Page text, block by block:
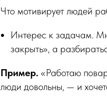
Что мотивирует людей
Интерес к задачам.
закрыть», а
Пример. «Работаю
люди довольны, — и